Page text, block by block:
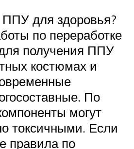
ППУ для здоровья?
по переработке
получения ППУ
костюмах и
По
могут
токсичными. Если
правила по